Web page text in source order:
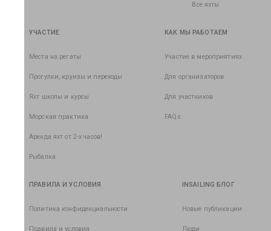
Все яхты
УЧАСТИЕ
Места на регаты
Прогулки, круизы и переходы
Яхт школы и курсы
Морская практика
Аренда яхт от 2-х часов!
Рыбалка
КАК МЫ РАБОТАЕМ
Участие в мероприятиях
Для организаторов
Для участников
FAQs
ПРАВИЛА И УСЛОВИЯ
Политика конфиденциальности
Правила и условия
INSAILING БЛОГ
Новые публикации
Люди